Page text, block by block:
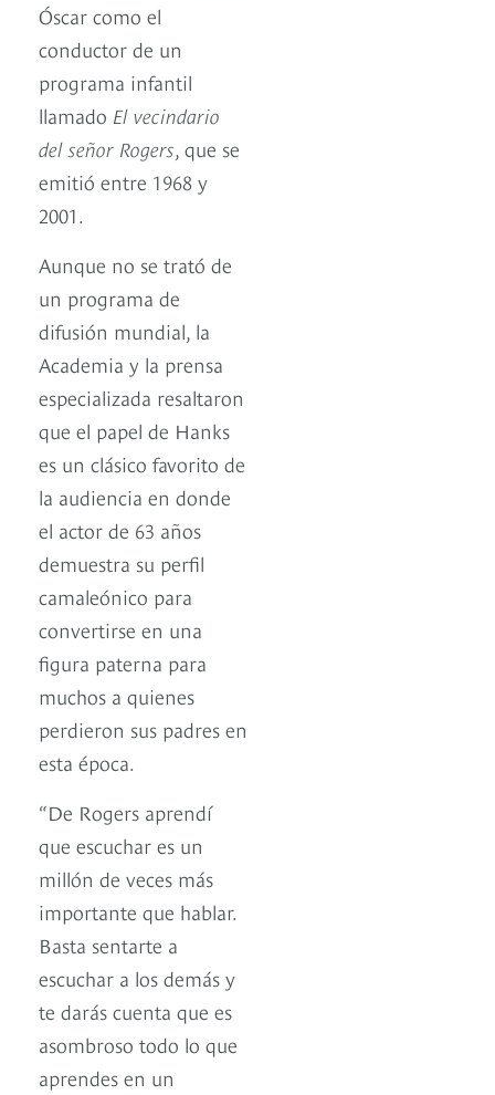
Óscar como el
conductor de un
programa infantil
llamado El vecindario
del señor Rogers, que se
emitió entre 1968 y
2001.
Aunque no se trató de
un programa de
difusión mundial, la
Academia y la prensa
especializada resaltaron
que el papel de Hanks
es un clásico favorito de
la audiencia en donde
el actor de 63 años
demuestra su perfil
camaleónico para
convertirse en una
figura paterna para
muchos a quienes
perdieron sus padres en
esta época.
“De Rogers aprendí
que ­escuchar es un
millón de veces más
importante que hablar.
Basta sentarte a
escuchar a los demás y
te darás cuenta que es
asombroso todo lo que
aprendes en un